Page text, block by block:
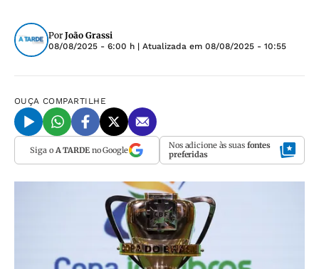
Por João Grassi
08/08/2025 - 6:00 h | Atualizada em 08/08/2025 - 10:55
OUÇA COMPARTILHE
Siga o A TARDEno Google Nos adicione às suas fontes
preferidas